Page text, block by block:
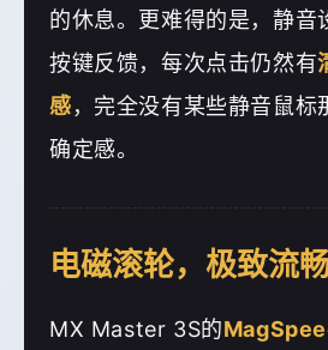
的休息。更难得的是，静音
按键反馈，每次点击仍然有
感，完全没有某些静音鼠标
确定感。
电磁滚轮，极致流
MX Master 3S的